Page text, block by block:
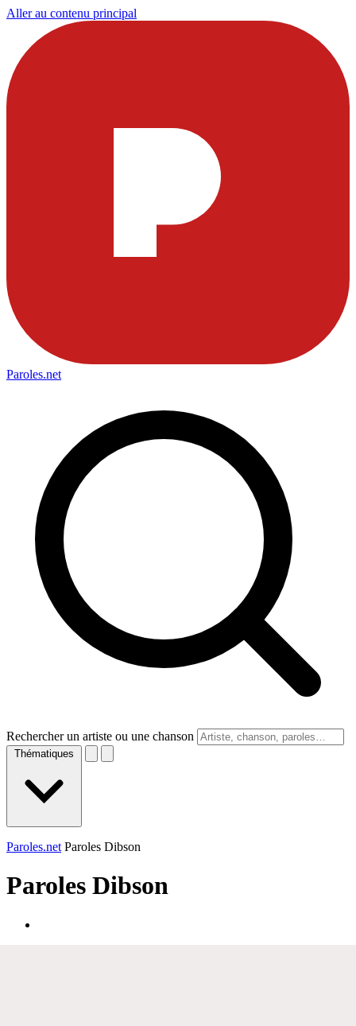
Aller au contenu principal
Paroles.net
Rechercher un artiste ou une chanson
Thématiques
Paroles.net Paroles Dibson
Paroles Dibson